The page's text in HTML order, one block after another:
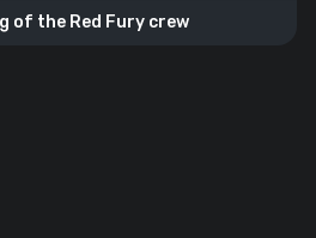
of the Red Fury crew